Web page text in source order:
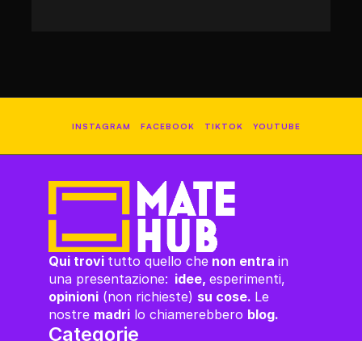
INSTAGRAM FACEBOOK TIKTOK YOUTUBE
Qui trovi tutto quello che non entra in
una presentazione:
  idee,
esperimenti,
opinioni (non richieste) su cose. Le
nostre madri lo chiamerebbero blog.
Categorie